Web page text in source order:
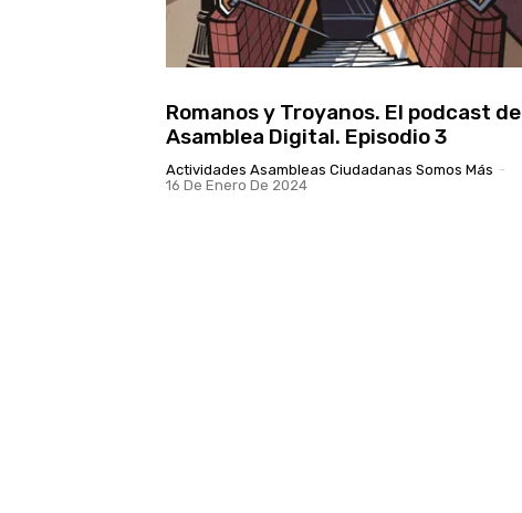
Romanos y Troyanos. El podcast de
Asamblea Digital. Episodio 3
Actividades Asambleas Ciudadanas Somos Más -
16 De Enero De 2024